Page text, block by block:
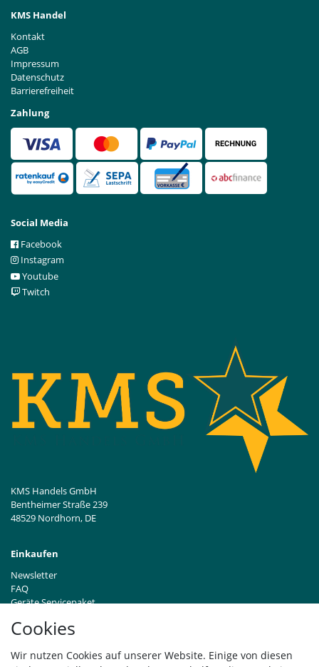
Cookies
Wir nutzen Cookies auf unserer Website. Einige von diesen
KMS Handel
Kontakt
AGB
Impressum
Datenschutz
Barrierefreiheit
Zahlung
Social Media
Facebook
Instagram
Youtube
Twitch
KMS Handels GmbH
Bentheimer Straße 239
48529 Nordhorn, DE
Einkaufen
Newsletter
FAQ
Geräte Servicepaket
Händleranfragen B2B
Widerrufsrecht